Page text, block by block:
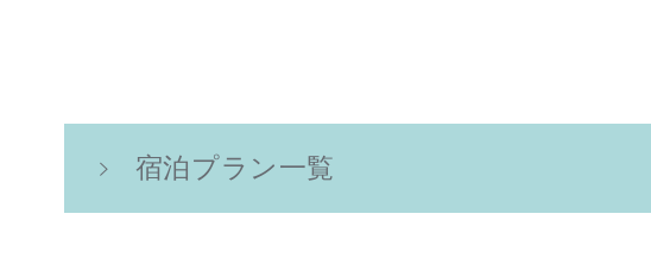
宿泊プラン一覧